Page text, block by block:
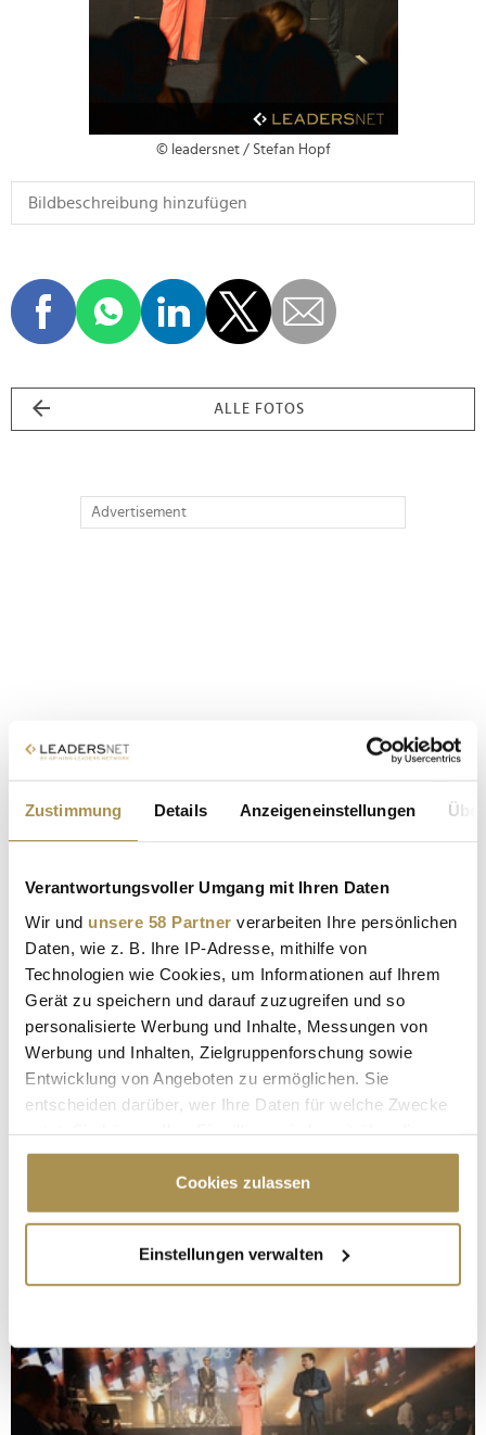
Zustimmung Details Anzeigeneinstellungen
Verantwortungsvoller Umgang mit Ihren Daten
Wir und unsere 58 Partner verarbeiten Ihre persönlichen
Daten, wie z. B. Ihre IP-Adresse, mithilfe von
Technologien wie Cookies, um Informationen auf Ihrem
Gerät zu speichern und darauf zuzugreifen und so
personalisierte Werbung und Inhalte, Messungen von
Werbung und Inhalten, Zielgruppenforschung sowie
Entwicklung von Angeboten zu ermöglichen. Sie
entscheiden darüber, wer Ihre Daten für welche Zwecke
Cookie-Erklärung oder durch Klicken auf das Privacy
Trigger Symbol ändern oder widerrufen
Informationen über Ihre geografische Lage
erfassen, welche bis auf einige Meter genau sein
bestimmten Merkmalen (Fingerprinting) identifizieren
Erfahren Sie mehr darüber, wie Ihre persönlichen Daten
verarbeitet werden, und legen Sie Ihre Präferenzen im
Cookies zulassen
Einstellungen verwalten
© leadersnet / Stefan Hopf
ALLE FOTOS
Advertisement